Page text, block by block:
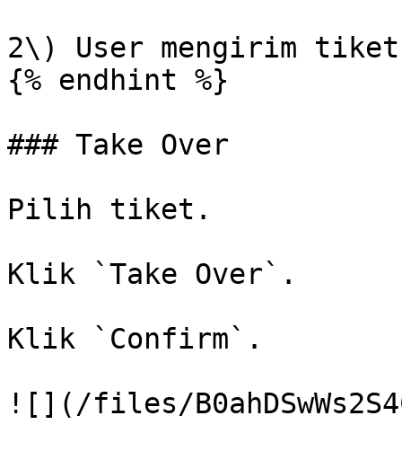
2\) User mengirim
{% endhint %}
### Take Over
Pilih tiket.
Klik `Take Over`.
Klik `Confirm`.
![](/files/